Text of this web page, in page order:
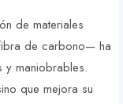
de materiales
de carbono— ha
y maniobrables.
que mejora su